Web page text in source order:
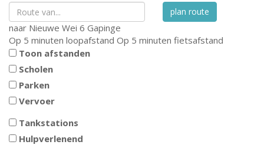
plan route
naar Nieuwe Wei 6 Gapinge
Op 5 minuten loopafstand Op 5 minuten fietsafstand
Toon afstanden
Scholen
Parken
Vervoer
Tankstations
Hulpverlenend